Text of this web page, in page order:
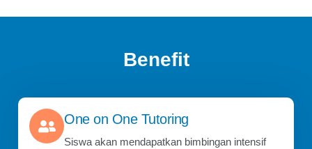
Benefit
One on One Tutoring
Siswa akan mendapatkan bimbingan intensif